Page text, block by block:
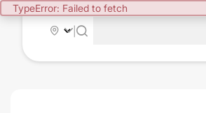
TypeError: Failed to fetch
|